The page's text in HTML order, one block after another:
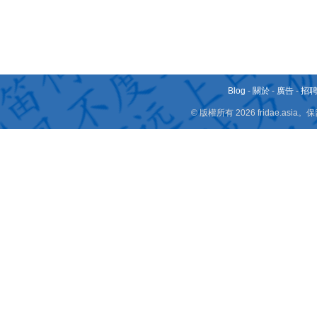
Blog - 關於 - 廣告 -招
© 版權所有 2026 fridae.asia。